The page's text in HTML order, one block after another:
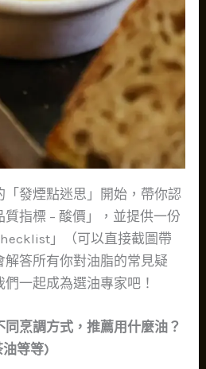
「發煙點迷思」開始，帶你認
指標 – 酸價」，並提供一份
」（可以直接截圖帶
答所有你對油脂的常見疑
一起成為選油專家吧！
烹調方式，推薦用什麼油？
油等等)